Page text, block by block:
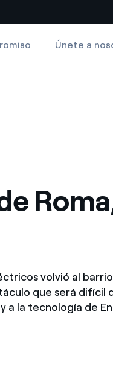
Sitios del país
Colombia
México
Norteamérica
Únete a
volvió al
que será difícil
a la tecnología de